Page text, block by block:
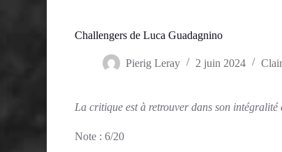
Challengers de Luca Guadagnino
Pierig Leray 2 juin 2024
La critique est à retrouver dans son
Note : 6/20